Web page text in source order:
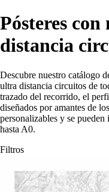
Pósteres
distancia
Descubre nuestro catálogo
ultra distancia circuitos de
trazado del recorrido, el
diseñados por amantes de
personalizables y se
hasta A0.
Filtros